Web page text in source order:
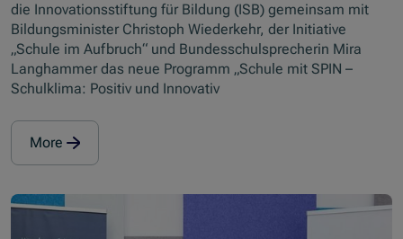
die Innovationsstiftung für Bildung (ISB) gemeinsam mit
Bildungsminister Christoph Wiederkehr, der Initiative
„Schule im Aufbruch“ und Bundesschulsprecherin Mira
Langhammer das neue Programm „Schule mit SPIN –
Schulklima: Positiv und Innovativ
More